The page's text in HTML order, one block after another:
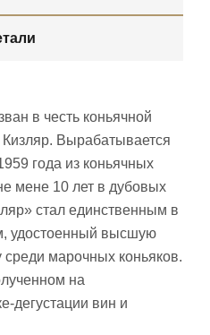
в честь коньячной
Вырабатывается
года из коньячных
мене 10 лет в дубовых
стал единственным в
удостоенный высшую
марочных коньяков.
на
дегустации вин и